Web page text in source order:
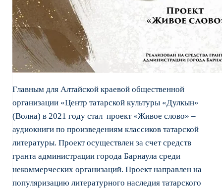
Главным для Алтайской краевой общественной
организации «Центр татарской культуры «Дулкын»
(Волна) в 2021 году стал проект «Живое слово» –
аудиокниги по произведениям классиков татарской
литературы. Проект осуществлен за счет средств
гранта администрации города Барнаула среди
некоммерческих организаций. Проект направлен на
популяризацию литературного наследия татарского